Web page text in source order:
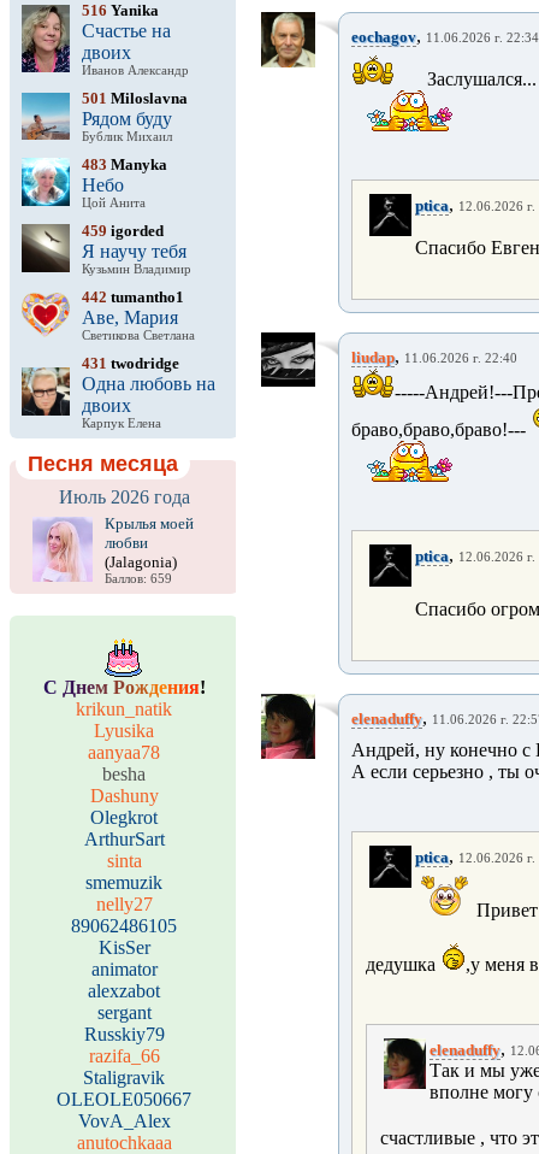
516 Yanika
Счастье на
двоих
Иванов Александр
501 Miloslavna
Рядом буду
Бублик Михаил
483 Manyka
Небо
Цой Анита
459 igorded
Я научу тебя
Кузьмин Владимир
442 tumantho1
Аве, Мария
Светикова Светлана
431 twodridge
Одна любовь на
двоих
Карпук Елена
Песня месяца
Июль 2026 года
Крылья моей
любви
(Jalagonia)
Баллов: 659
С Днем Рождения!
krikun_natik
Lyusika
aanyaa78
besha
Dashuny
Olegkrot
ArthurSart
sinta
smemuzik
nelly27
89062486105
KisSer
animator
alexzabot
sergant
Russkiy79
razifa_66
Staligravik
OLEOLE050667
VovA_Alex
anutochkaaa
eochagov, 11.06.2026 г. 22:34
ptica, 12.06.2026 г.
Спасибо
liudap, 11.06.2026 г. 22:40
-----Андрей!---
браво,браво,браво!---
ptica, 12.06.2026 г.
Спасибо
elenaduffy, 11.06.2026 г.
Андрей, ну конечно
А если серьезно , ты
ptica, 12.06.2026 г.
дедушка ,у меня
elenaduffy,
Так и мы
вполне могу
счастливые , что